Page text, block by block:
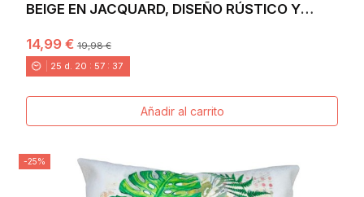
BEIGE EN JACQUARD, DISEÑO RÚSTICO Y
14,99 €19,98 €
25 d. 20 : 57 : 36
Añadir al carrito
-25%